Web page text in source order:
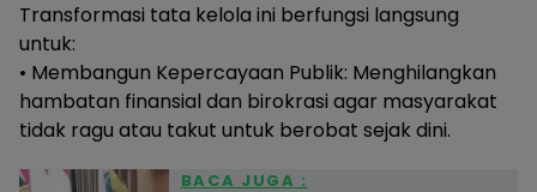
Transformasi tata kelola ini berfungsi langsung
untuk:
• Membangun Kepercayaan Publik: Menghilangkan
hambatan finansial dan birokrasi agar masyarakat
tidak ragu atau takut untuk berobat sejak dini.
BACA JUGA :